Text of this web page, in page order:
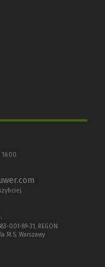
001-89-31, REGON:
M.S. Warszawy